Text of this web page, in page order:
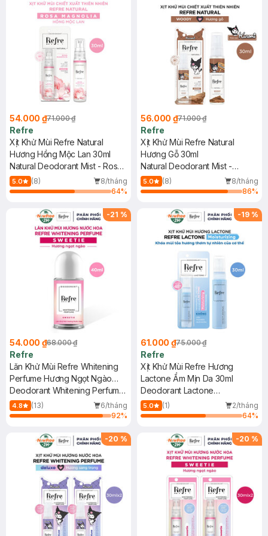
54.000 ₫71.000 ₫
Refre
Xịt Khử Mùi Refre Natural
Hương Hồng Mộc Lan 30ml
Natural Deodorant Mist - Rosa
Magnolia
5.0 (8)
8/tháng
64%
56.000 ₫71.000 ₫
Refre
Xịt Khử Mùi Refre Natural
Hương Gỗ 30ml
Natural Deodorant Mist -
Woody
5.0 (8)
8/tháng
86%
-21 %
54.000 ₫68.000 ₫
Refre
Lăn Khử Mùi Refre Whitening
Perfume Hương Ngọt Ngào
40ml
Deodorant Whitening Perfume
- Sweetie
4.8 (13)
6/tháng
92%
-19 %
61.000 ₫75.000 ₫
Refre
Xịt Khử Mùi Refre Hương
Lactone Ẩm Mịn Da 30ml
Deodorant Lactone
Moisturizing - Nano HA +
Ceramide
5.0 (1)
2/tháng
64%
-20 % -20 %